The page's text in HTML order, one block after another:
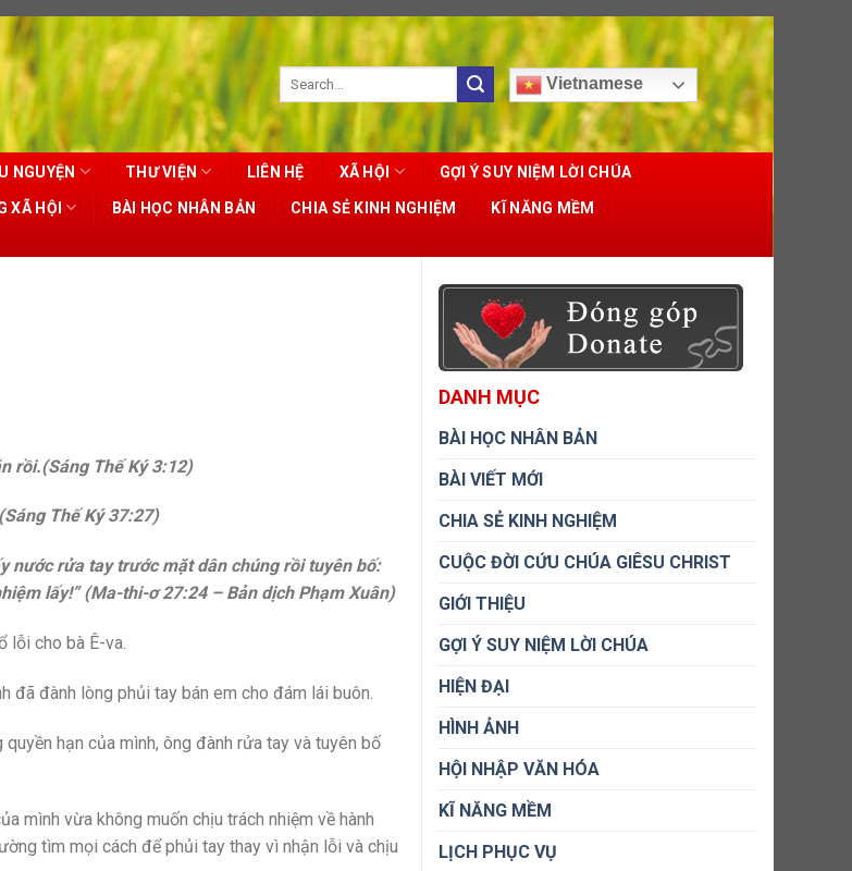
Vietnamese
NGUYỆN THƯ VIỆN LIÊN HỆ XÃ HỘI GỢI Ý SUY NIỆM LỜI CHÚA
XÃ HỘI BÀI HỌC NHÂN BẢN CHIA SẺ KINH NGHIỆM
KĨ NĂNG MỀM
rồi.(Sáng Thế Ký 3:12)
Thế Ký 37:27)
nước rửa tay trước mặt dân chúng rồi tuyên bố:
lấy!” (Ma-thi-ơ 27:24 – Bản dịch Phạm Xuân)
lỗi cho bà Ê-va.
đã đành lòng phủi tay bán em cho đám lái buôn.
hạn của mình, ông đành rửa tay và tuyên bố
mình vừa không muốn chịu trách nhiệm về hành
tìm mọi cách để phủi tay thay vì nhận lỗi và chịu
DANH MỤC
BÀI HỌC NHÂN BẢN
BÀI VIẾT MỚI
CHIA SẺ KINH NGHIỆM
CUỘC ĐỜI CỨU CHÚA GIÊSU CHRIST
GIỚI THIỆU
GỢI Ý SUY NIỆM LỜI CHÚA
HIỆN ĐẠI
HÌNH ẢNH
HỘI NHẬP VĂN HÓA
KĨ NĂNG MỀM
LỊCH PHỤC VỤ